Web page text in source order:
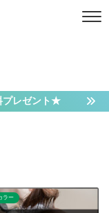
プレゼント★
ラー